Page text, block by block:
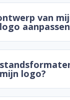
van
logo?